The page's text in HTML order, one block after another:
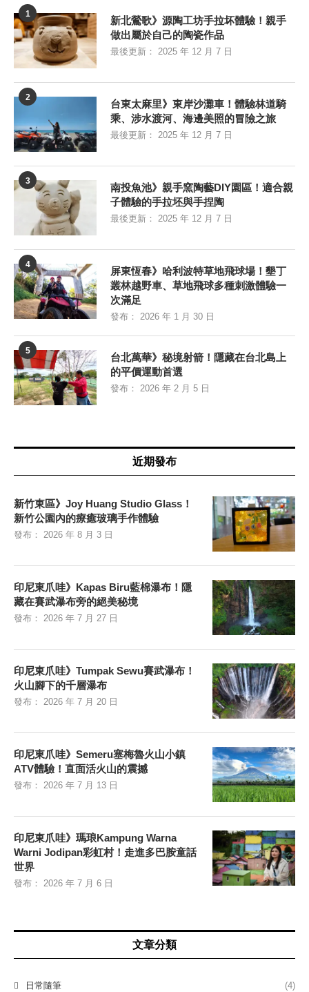
1
新北鶯歌》源陶工坊手拉坏體驗！親手
做出屬於自己的陶瓷作品
最後更新： 2025 年 12 月 7 日
2
台東太麻里》東岸沙灘車！體驗林道騎
乘、涉水渡河、海邊美照的冒險之旅
最後更新： 2025 年 12 月 7 日
3
南投魚池》親手窯陶藝DIY園區！適合親
子體驗的手拉坯與手捏陶
最後更新： 2025 年 12 月 7 日
4
屏東恆春》哈利波特草地飛球場！墾丁
叢林越野車、草地飛球多種刺激體驗一
次滿足
發布： 2026 年 1 月 30 日
5
台北萬華》秘境射箭！隱藏在台北島上
的平價運動首選
發布： 2026 年 2 月 5 日
近期發布
新竹東區》Joy Huang Studio Glass！
新竹公園內的療癒玻璃手作體驗
發布： 2026 年 8 月 3 日
印尼東爪哇》Kapas Biru藍棉瀑布！隱
藏在賽武瀑布旁的絕美秘境
發布： 2026 年 7 月 27 日
印尼東爪哇》Tumpak Sewu賽武瀑布！
火山腳下的千層瀑布
發布： 2026 年 7 月 20 日
印尼東爪哇》Semeru塞梅魯火山小鎮
ATV體驗！直面活火山的震撼
發布： 2026 年 7 月 13 日
印尼東爪哇》瑪琅Kampung Warna
Warni Jodipan彩虹村！走進多巴胺童話
世界
發布： 2026 年 7 月 6 日
文章分類
日常隨筆 (4)